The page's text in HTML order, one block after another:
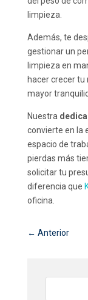
limpieza.
Además, te
gestionar un
limpieza en
hacer crecer tu
mayor
Nuestra
convierte en la
espacio de
pierdas más
solicitar tu
diferencia que
oficina.
← Anterior